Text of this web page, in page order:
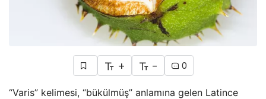
+ - 0
“Varis” kelimesi, “bükülmüş” anlamına gelen Latince